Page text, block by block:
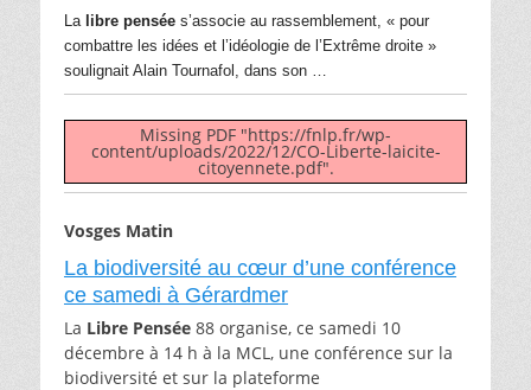
La libre pensée s’associe au rassemblement, « pour
combattre les idées et l’idéologie de l’Extrême droite »
soulignait Alain Tournafol, dans son …
Missing PDF "https://fnlp.fr/wp-
content/uploads/2022/12/CO-Liberte-laicite-
citoyennete.pdf".
Vosges Matin
La biodiversité au cœur d’une conférence
ce samedi à Gérardmer
La Libre Pensée 88 organise, ce samedi 10
décembre à 14 h à la MCL, une conférence sur la
biodiversité et sur la plateforme